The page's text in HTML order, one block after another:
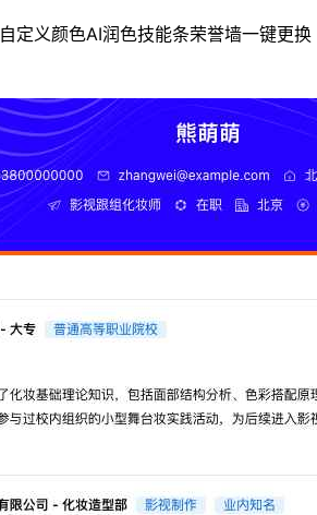
自定义颜色AI润色技能条荣誉墙一键更换